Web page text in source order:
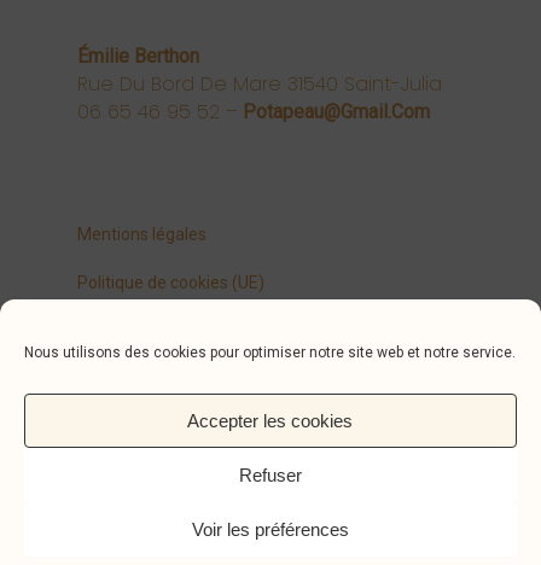
Nous utilisons des cookies pour optimiser notre site web et notre service.
Accepter les cookies
Refuser
Voir les préférences
Émilie Berthon
Rue Du Bord De Mare 31540 Saint-Julia
06 65 46 95 52 – Potapeau@gmail.com
Mentions légales
Politique de cookies (UE)
Conception graphique (jö) www.jo-o.fr